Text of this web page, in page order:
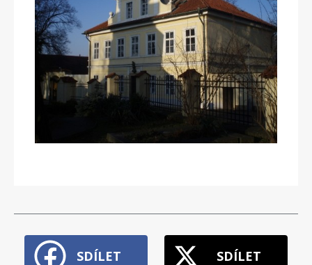
SDÍLET SDÍLET